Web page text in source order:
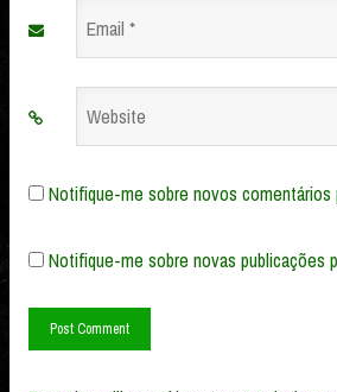
Email
Website
Notifique-me sobre novos comentários
Notifique-me sobre novas publicações